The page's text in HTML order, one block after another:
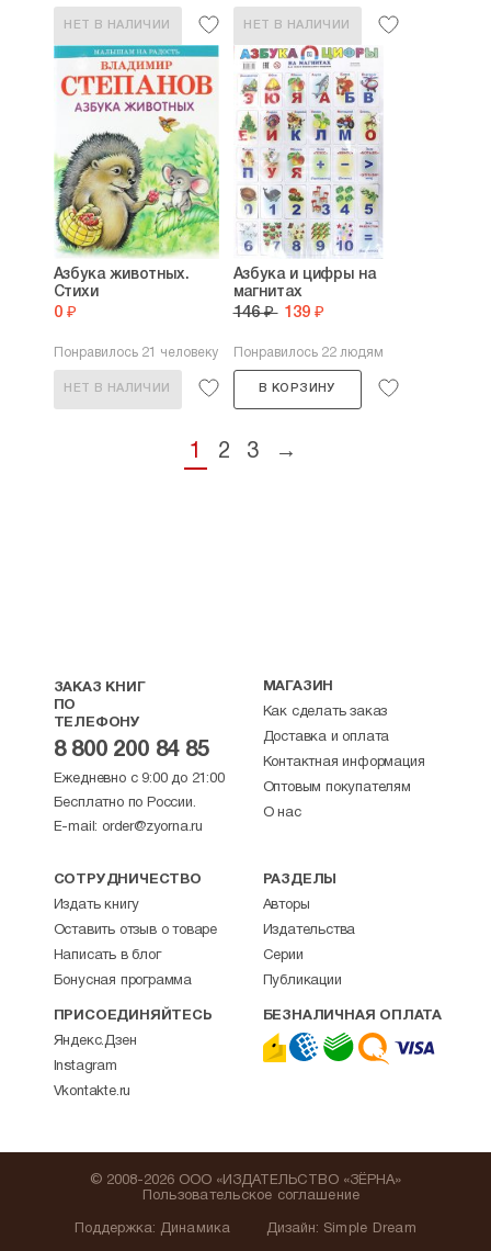
НЕТ В НАЛИЧИИ НЕТ В НАЛИЧИИ
Азбука животных.
Стихи
0 ₽
Понравилось 21 человеку
НЕТ В НАЛИЧИИ
Азбука и цифры на
магнитах
146 ₽ 139 ₽
Понравилось 22 людям
В КОРЗИНУ
1 2 3 →
ЗАКАЗ КНИГ
ПО
ТЕЛЕФОНУ
8 800 200 84 85
Ежедневно с 9:00 до 21:00
Бесплатно по России.
E-mail: order@zyorna.ru
МАГАЗИН
Как сделать заказ
Доставка и оплата
Контактная информация
Оптовым покупателям
О нас
СОТРУДНИЧЕСТВО
Издать книгу
Оставить отзыв о товаре
Написать в блог
Бонусная программа
РАЗДЕЛЫ
Авторы
Издательства
Серии
Публикации
ПРИСОЕДИНЯЙТЕСЬ
Яндекс.Дзен
Instagram
Vkontakte.ru
БЕЗНАЛИЧНАЯ ОПЛАТА
Поддержка: Динамика
© 2008-2026 ООО «ИЗДАТЕЛЬСТВО «ЗЁРНА»
Пользовательское соглашение
Дизайн: Simple Dream